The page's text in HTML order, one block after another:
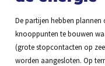
De partijen hebben
knooppunten te bouwen
(grote stopcontacten op
worden aangesloten. Op